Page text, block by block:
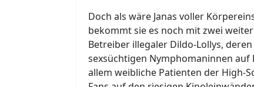
Doch als wäre Janas voller
bekommt sie es noch mit zwei
Betreiber illegaler Dildo-Lollys,
sexsüchtigen Nymphomaninnen auf
allem weibliche Patienten der High-